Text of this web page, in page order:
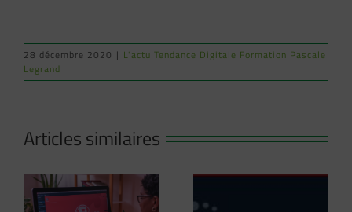
28 décembre 2020 | L'actu Tendance Digitale Formation Pascale
Legrand
Articles similaires
COLLECTIVE :Du
Mai 2025 à